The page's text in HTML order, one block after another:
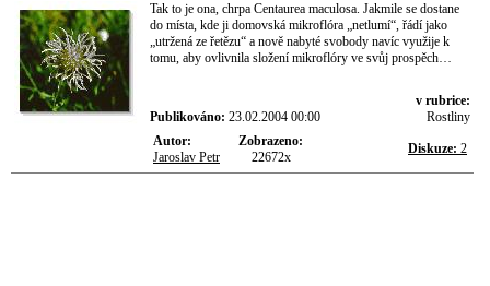
Tak to je ona, chrpa Centaurea maculosa. Jakmile se dostane
do místa, kde ji domovská mikroflóra „netlumí“, řádí jako
„utržená ze řetězu“ a nově nabyté svobody navíc využije k
tomu, aby ovlivnila složení mikroflóry ve svůj prospěch…
Publikováno: 23.02.2004 00:00
v rubrice:
Rostliny
Autor:
Jaroslav Petr
Zobrazeno:
22672x
Diskuze: 2